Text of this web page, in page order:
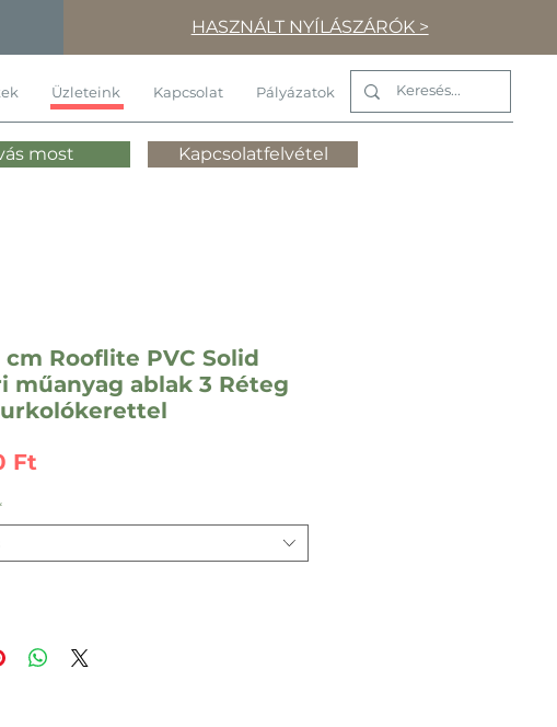
HASZNÁLT NYÍLÁSZÁRÓK >
Üzleteink Kapcsolat Pályázatok
most Kapcsolatfelvétel
cm Rooflite PVC Solid
műanyag ablak 3 Réteg
Ft